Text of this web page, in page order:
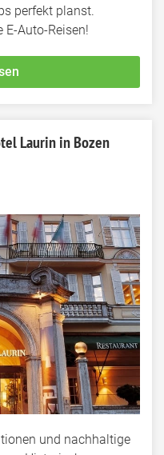
perfekt planst.
Auto-Reisen!
Laurin in Bozen
und nachhaltige